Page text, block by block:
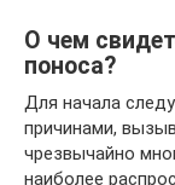
О чем
поноса?
Для начала
причинами,
чрезвычайно
наиболее